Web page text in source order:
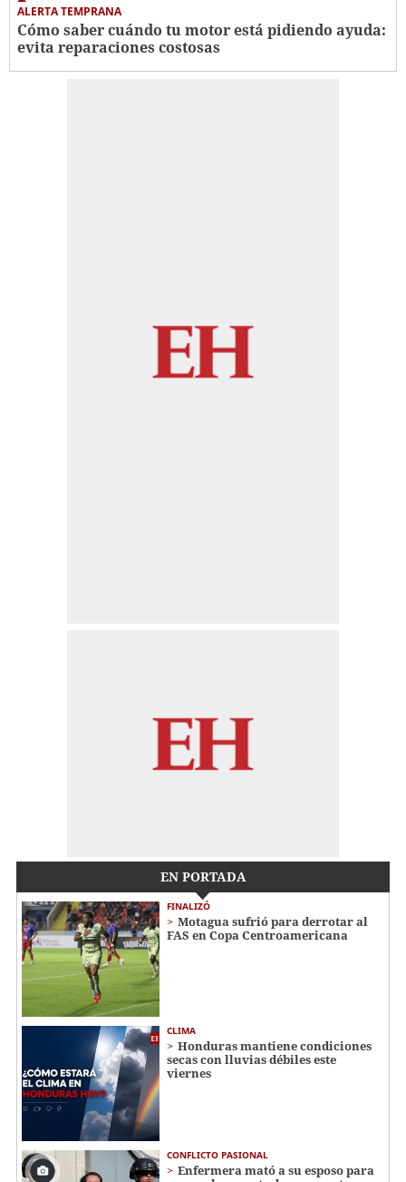
ALERTA TEMPRANA
Cómo saber cuándo tu motor está pidiendo ayuda:
evita reparaciones costosas
EN PORTADA
FINALIZÓ
Motagua sufrió para derrotar al
FAS en Copa Centroamericana
CLIMA
Honduras mantiene condiciones
secas con lluvias débiles este
viernes
CONFLICTO PASIONAL
Enfermera mató a su esposo para